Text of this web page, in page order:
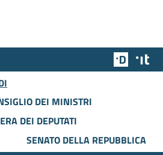
Team
DEI MINISTRI
DEI DEPUTATI
SENATO DELLA REPUBBLICA